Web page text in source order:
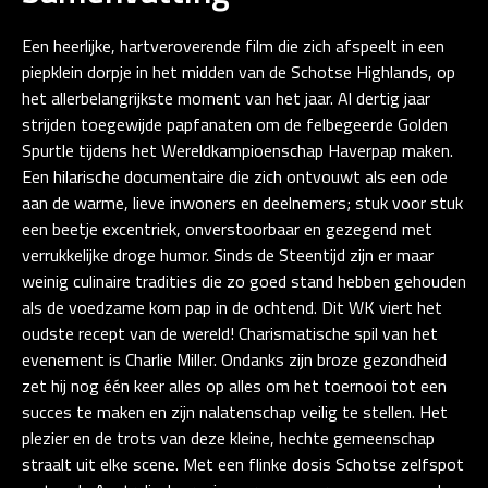
Een heerlijke, hartveroverende film die zich afspeelt in een
piepklein dorpje in het midden van de Schotse Highlands, op
het allerbelangrijkste moment van het jaar. Al dertig jaar
strijden toegewijde papfanaten om de felbegeerde Golden
Spurtle tijdens het Wereldkampioenschap Haverpap maken.
Een hilarische documentaire die zich ontvouwt als een ode
aan de warme, lieve inwoners en deelnemers; stuk voor stuk
een beetje excentriek, onverstoorbaar en gezegend met
verrukkelijke droge humor. Sinds de Steentijd zijn er maar
weinig culinaire tradities die zo goed stand hebben gehouden
als de voedzame kom pap in de ochtend. Dit WK viert het
oudste recept van de wereld! Charismatische spil van het
evenement is Charlie Miller. Ondanks zijn broze gezondheid
zet hij nog één keer alles op alles om het toernooi tot een
succes te maken en zijn nalatenschap veilig te stellen. Het
plezier en de trots van deze kleine, hechte gemeenschap
straalt uit elke scene. Met een flinke dosis Schotse zelfspot